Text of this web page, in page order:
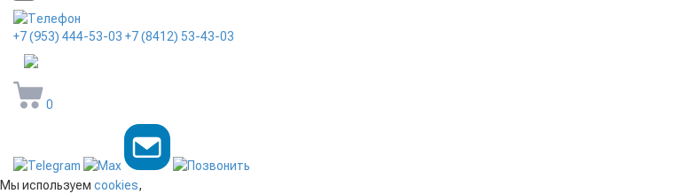
+7 (953) 444-53-03 +7 (8412) 53-43-03
0
Мы используем cookies,